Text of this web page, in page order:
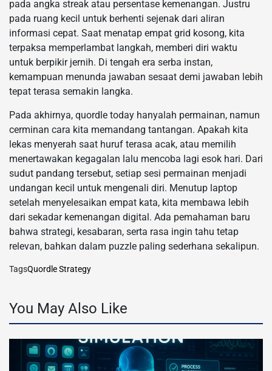
pada angka streak atau persentase kemenangan. Justru
pada ruang kecil untuk berhenti sejenak dari aliran
informasi cepat. Saat menatap empat grid kosong, kita
terpaksa memperlambat langkah, memberi diri waktu
untuk berpikir jernih. Di tengah era serba instan,
kemampuan menunda jawaban sesaat demi jawaban lebih
tepat terasa semakin langka.
Pada akhirnya, quordle today hanyalah permainan, namun
cerminan cara kita memandang tantangan. Apakah kita
lekas menyerah saat huruf terasa acak, atau memilih
menertawakan kegagalan lalu mencoba lagi esok hari. Dari
sudut pandang tersebut, setiap sesi permainan menjadi
undangan kecil untuk mengenali diri. Menutup laptop
setelah menyelesaikan empat kata, kita membawa lebih
dari sekadar kemenangan digital. Ada pemahaman baru
bahwa strategi, kesabaran, serta rasa ingin tahu tetap
relevan, bahkan dalam puzzle paling sederhana sekalipun.
TagsQuordle Strategy
You May Also Like